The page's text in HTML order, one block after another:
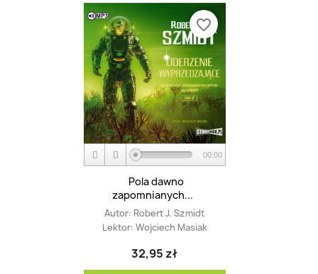
00:00
Pola dawno
zapomnianych...
Autor: Robert J. Szmidt
Lektor: Wojciech Masiak
32,95 zł
favorite_border